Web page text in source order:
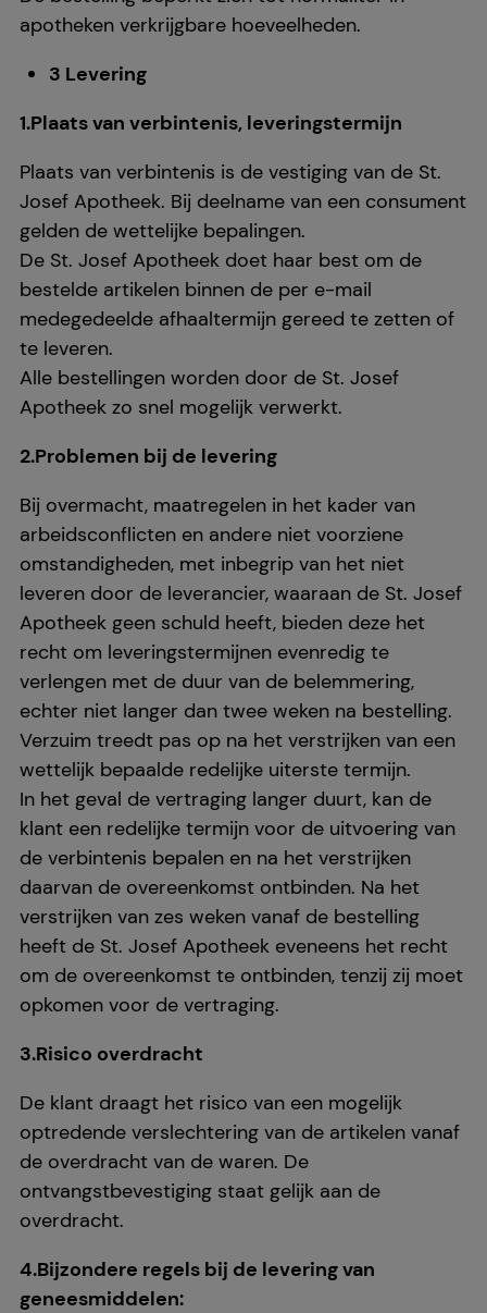
apotheken verkrijgbare hoeveelheden.
3 Levering
1.Plaats van verbintenis, leveringstermijn
Plaats van verbintenis is de vestiging van de St.
Josef Apotheek. Bij deelname van een consument
gelden de wettelijke bepalingen.
De St. Josef Apotheek doet haar best om de
bestelde artikelen binnen de per e-mail
medegedeelde afhaaltermijn gereed te zetten of
te leveren.
Alle bestellingen worden door de St. Josef
Apotheek zo snel mogelijk verwerkt.
2.Problemen bij de levering
Bij overmacht, maatregelen in het kader van
arbeidsconflicten en andere niet voorziene
omstandigheden, met inbegrip van het niet
leveren door de leverancier, waaraan de St. Josef
Apotheek geen schuld heeft, bieden deze het
recht om leveringstermijnen evenredig te
verlengen met de duur van de belemmering,
echter niet langer dan twee weken na bestelling.
Verzuim treedt pas op na het verstrijken van een
wettelijk bepaalde redelijke uiterste termijn.
In het geval de vertraging langer duurt, kan de
klant een redelijke termijn voor de uitvoering van
de verbintenis bepalen en na het verstrijken
daarvan de overeenkomst ontbinden. Na het
verstrijken van zes weken vanaf de bestelling
heeft de St. Josef Apotheek eveneens het recht
om de overeenkomst te ontbinden, tenzij zij moet
opkomen voor de vertraging.
3.Risico overdracht
De klant draagt het risico van een mogelijk
optredende verslechtering van de artikelen vanaf
de overdracht van de waren. De
ontvangstbevestiging staat gelijk aan de
overdracht.
4.Bijzondere regels bij de levering van
geneesmiddelen: